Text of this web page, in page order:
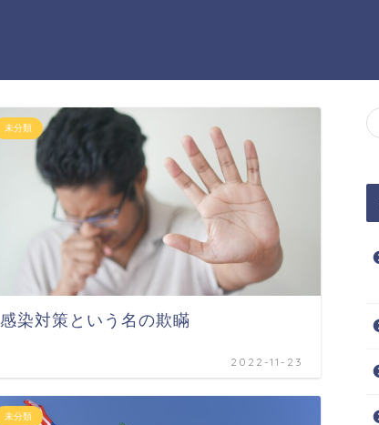
未分類
感染対策という名の欺瞞
2022-11-23
未分類